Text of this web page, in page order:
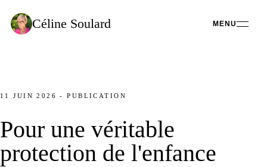
Céline Soulard MENU
11 JUIN 2026 -PUBLICATION
Pour une véritable
protection de l'enfance